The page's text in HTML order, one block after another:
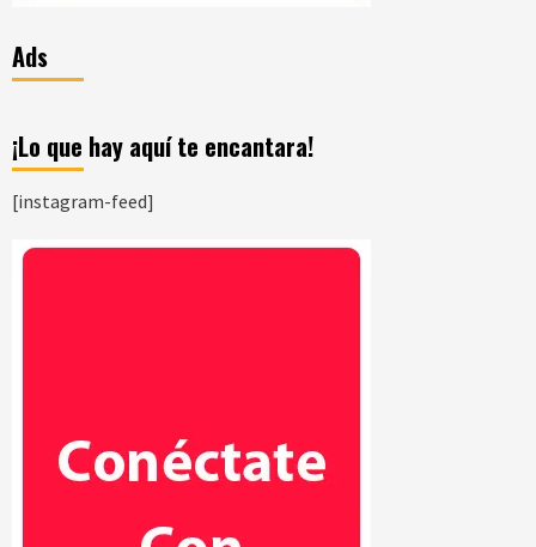
Ads
¡Lo que hay aquí te encantara!
[instagram-feed]